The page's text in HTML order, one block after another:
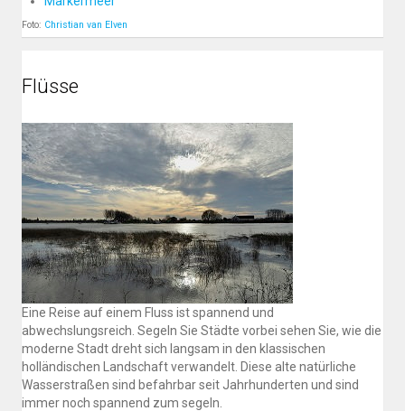
Foto: Christian van Elven
Flüsse
Eine Reise auf einem Fluss ist spannend und
abwechslungsreich. Segeln Sie Städte vorbei sehen Sie, wie die
moderne Stadt dreht sich langsam in den klassischen
holländischen Landschaft verwandelt. Diese alte natürliche
Wasserstraßen sind befahrbar seit Jahrhunderten und sind
immer noch spannend zum segeln.